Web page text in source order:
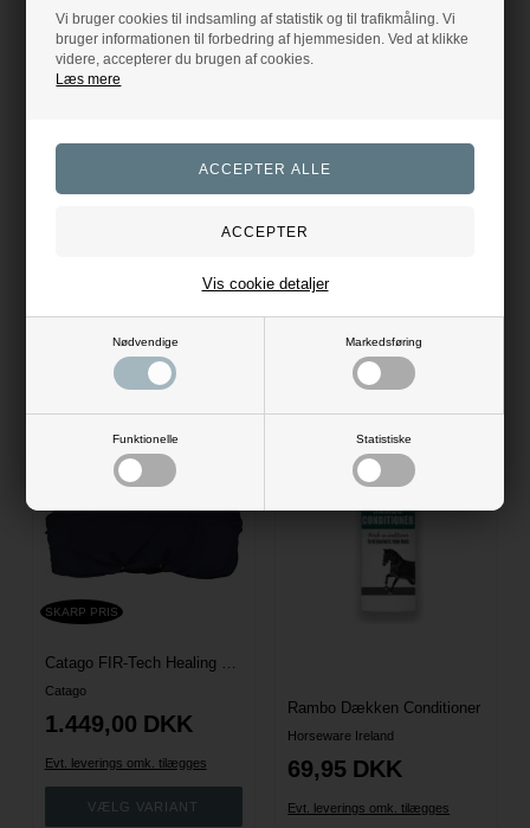
Vi bruger cookies til indsamling af statistik og til trafikmåling. Vi
bruger informationen til forbedring af hjemmesiden. Ved at klikke
videre, accepterer du brugen af cookies.
Læs mere
Nødvendige Markedsføring
Funktionelle Statistiske
Vis cookie detaljer
RESTSALG
1.499,00 DKK 1.645,00
100
Tilbudet gælder: 02.02.19 -
SKARP PRIS
Catago
1.449,00 DKK
Evt. leverings omk. tilægges
Rambo Dækken Conditioner
Horseware Ireland
69,95 DKK
Evt. leverings omk. tilægges